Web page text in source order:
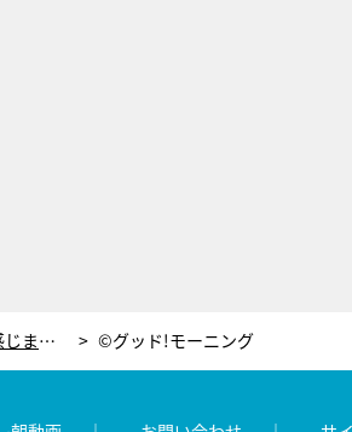
島本真衣アナ、浴衣姿で撮影！「涼を感じました」 ©グッド!モーニング